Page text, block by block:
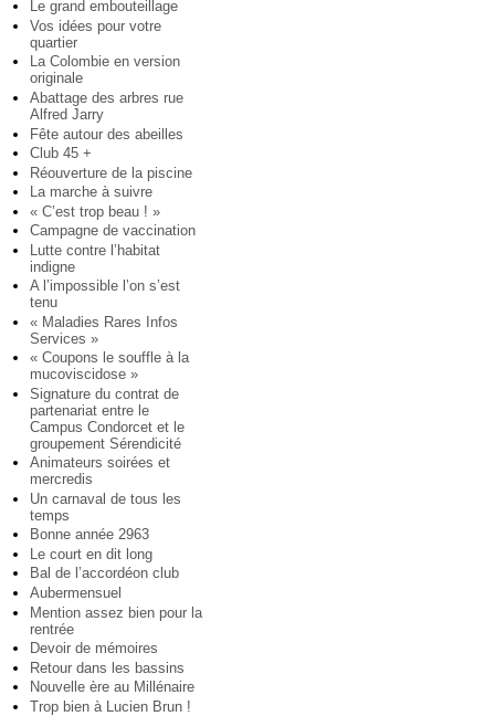
Le grand embouteillage
Vos idées pour votre
quartier
La Colombie en version
originale
Abattage des arbres rue
Alfred Jarry
Fête autour des abeilles
Club 45 +
Réouverture de la piscine
La marche à suivre
« C’est trop beau ! »
Campagne de vaccination
Lutte contre l’habitat
indigne
A l’impossible l’on s’est
tenu
« Maladies Rares Infos
Services »
« Coupons le souffle à la
mucoviscidose »
Signature du contrat de
partenariat entre le
Campus Condorcet et le
groupement Sérendicité
Animateurs soirées et
mercredis
Un carnaval de tous les
temps
Bonne année 2963
Le court en dit long
Bal de l’accordéon club
Aubermensuel
Mention assez bien pour la
rentrée
Devoir de mémoires
Retour dans les bassins
Nouvelle ère au Millénaire
Trop bien à Lucien Brun !